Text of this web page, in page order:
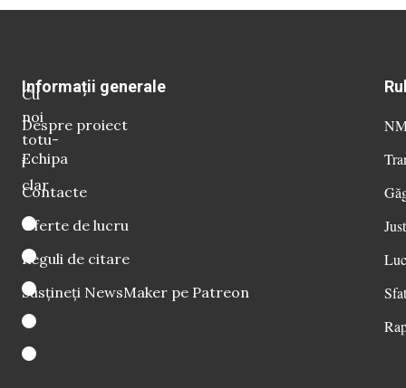
Cu
noi
totu-
i
clar
Informații generale
Despre proiect
Echipa
Contacte
Oferte de lucru
Reguli de citare
Susțineți NewsMaker pe Patreon